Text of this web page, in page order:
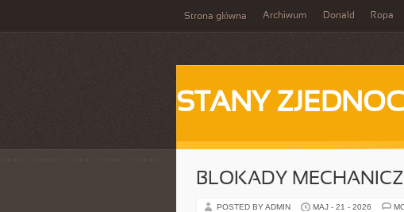
Strona główna Archiwum Donald Ropa
STANY
BLOKADY
POSTED BY ADMIN MAJ - 21 - 2026